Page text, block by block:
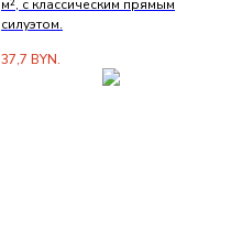
м², с классическим прямым
силуэтом.
37,7 BYN.